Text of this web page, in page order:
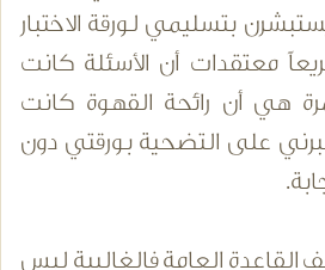
بتسليمي لورقة الاختبار
معتقدات أن الأسئلة كانت
هي أن رائحة القهوة كانت
على التضحية بورقتي دون
القاعدة العامة فالغالبية ليس